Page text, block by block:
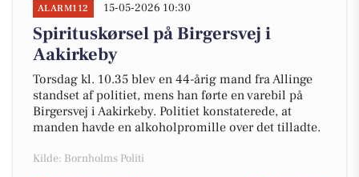
ALARM112 15-05-2026 10:30
Spirituskørsel på Birgersvej i
Aakirkeby
Torsdag kl. 10.35 blev en 44-årig mand fra Allinge
standset af politiet, mens han førte en varebil på
Birgersvej i Aakirkeby. Politiet konstaterede, at
manden havde en alkoholpromille over det tilladte.
Kilde: Bornholms Politi